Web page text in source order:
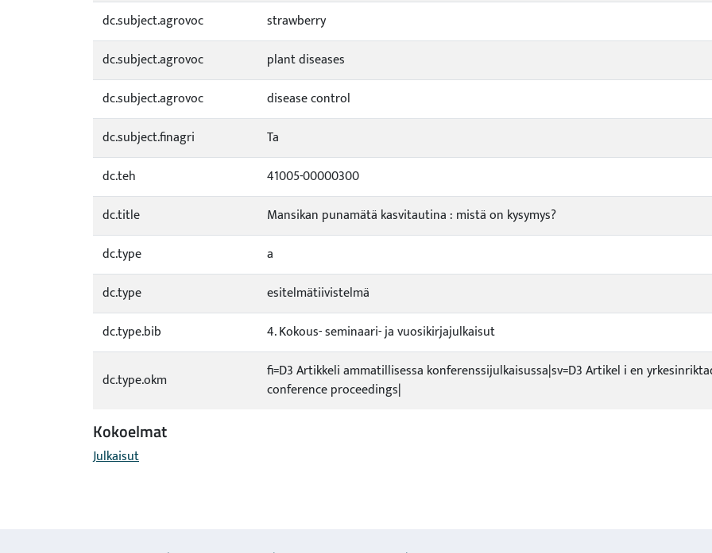
dc.subject.agrovoc
strawberry
dc.subject.agrovoc
plant diseases
dc.subject.agrovoc
disease control
dc.subject.finagri
Ta
dc.teh
41005-00000300
dc.title
Mansikan punamätä kasvitautina : mistä on kysymys?
dc.type
a
dc.type
esitelmätiivistelmä
dc.type.bib
4. Kokous- seminaari- ja vuosikirjajulkaisut
dc.type.okm
fi=D3 Artikkeli ammatillisessa konferenssijulkaisussa|sv=D3 Artikel i en
conference proceedings|
Kokoelmat
Julkaisut